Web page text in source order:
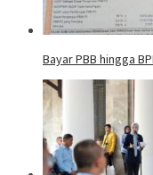
Bayar PBB hingga